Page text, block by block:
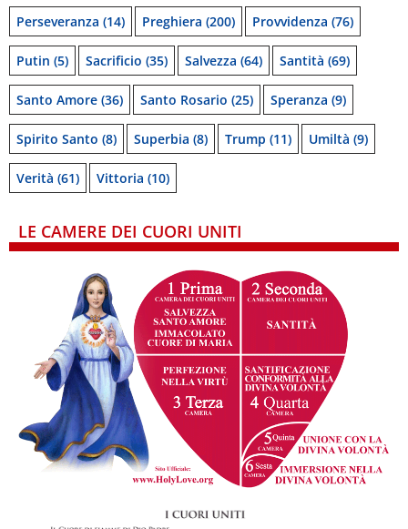
Perseveranza (14) Preghiera (200) Provvidenza (76)
Putin (5) Sacrificio (35) Salvezza (64) Santità (69)
Santo Amore (36) Santo Rosario (25) Speranza (9)
Spirito Santo (8) Superbia (8) Trump (11) Umiltà (9)
Verità (61) Vittoria (10)
LE CAMERE DEI CUORI UNITI